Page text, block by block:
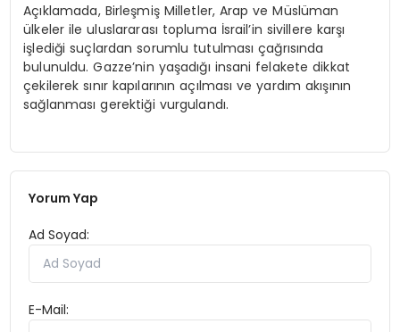
Açıklamada, Birleşmiş Milletler, Arap ve Müslüman
ülkeler ile uluslararası topluma İsrail’in sivillere karşı
işlediği suçlardan sorumlu tutulması çağrısında
bulunuldu. Gazze’nin yaşadığı insani felakete dikkat
çekilerek sınır kapılarının açılması ve yardım akışının
sağlanması gerektiği vurgulandı.
Yorum Yap
Ad Soyad:
E-Mail: